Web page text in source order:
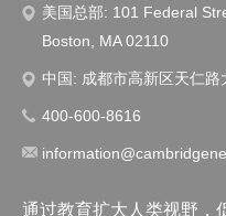
美国总部: 101 Federal
Boston, MA 02110
中国: 成都市高新区天仁
400-600-8616
通过教育扩大人类视野，